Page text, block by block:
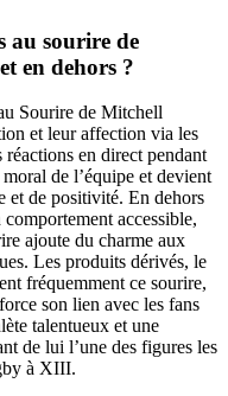
au sourire de
en dehors ?
Sourire de Mitchell
et leur affection via les
réactions en direct pendant
de l’équipe et devient
et de positivité. En dehors
accessible,
ajoute du charme aux
Les produits dérivés, le
fréquemment ce sourire,
son lien avec les fans
talentueux et une
de lui l’une des figures les
à XIII.